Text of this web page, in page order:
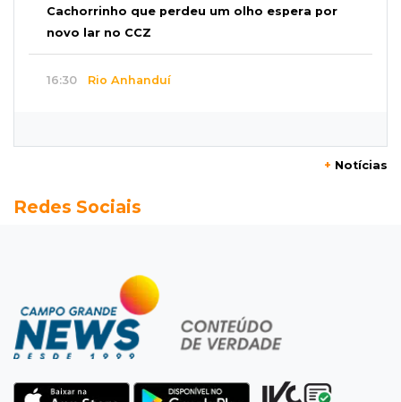
Cachorrinho que perdeu um olho espera por
novo lar no CCZ
16:30 Rio Anhanduí
Mulher que deu garrafada após briga de
Operação
Prefeitura firma contrato de R$ 25 milhões
para tapa-buracos na Capital
Assassino é preso saindo armado de padaria
+ Notícias
Redes Sociais